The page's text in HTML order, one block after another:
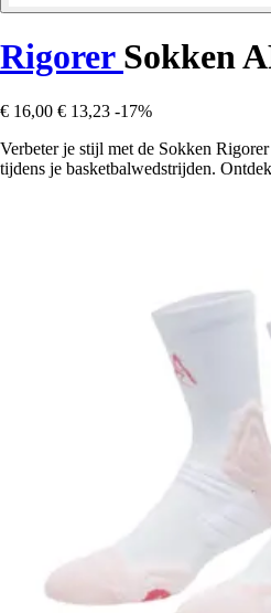
Rigorer Sokken
€ 16,00 € 13,23 -17%
Verbeter je stijl met de Sokken
tijdens je basketbalwedstrijden.